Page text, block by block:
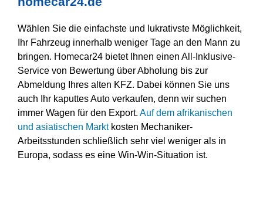
Wählen Sie die einfachste und lukrativste Möglichkeit,
Ihr Fahrzeug innerhalb weniger Tage an den Mann zu
bringen. Homecar24 bietet Ihnen einen All-Inklusive-
Service von Bewertung über Abholung bis zur
Abmeldung Ihres alten KFZ. Dabei können Sie uns
auch Ihr kaputtes Auto verkaufen, denn wir suchen
immer Wagen für den Export. Auf dem afrikanischen
und asiatischen Marktkosten Mechaniker-
Arbeitsstunden schließlich sehr viel weniger als in
Europa, sodass es eine Win-Win-Situation ist.